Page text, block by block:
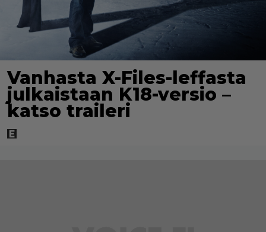
Vanhasta X-Files-leffasta
julkaistaan K18-versio –
katso traileri